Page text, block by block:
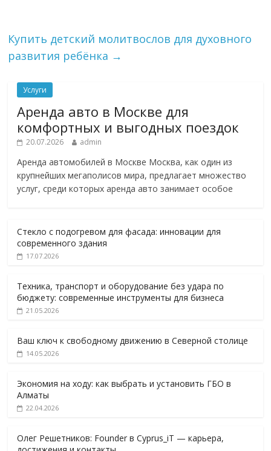
Купить детский молитвослов для духовного
развития ребёнка →
Услуги
Аренда авто в Москве для
комфортных и выгодных поездок
20.07.2026 admin
Аренда автомобилей в Москве Москва, как один из
крупнейших мегаполисов мира, предлагает множество
услуг, среди которых аренда авто занимает особое
Стекло с подогревом для фасада: инновации для
современного здания
17.07.2026
Техника, транспорт и оборудование без удара по
бюджету: современные инструменты для бизнеса
21.05.2026
Ваш ключ к свободному движению в Северной столице
14.05.2026
Экономия на ходу: как выбрать и установить ГБО в
Алматы
22.04.2026
Олег Решетников: Founder в Cyprus_iT — карьера,